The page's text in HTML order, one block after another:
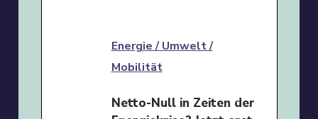
Energie / Umwelt /
Mobilität
Netto-Null in Zeiten der